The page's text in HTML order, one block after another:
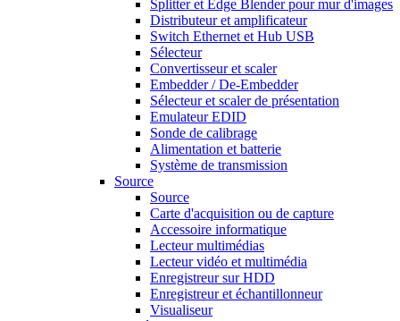
Splitter et Edge Blender pour mur d'images
Distributeur et amplificateur
Switch Ethernet et Hub USB
Sélecteur
Convertisseur et scaler
Embedder / De-Embedder
Sélecteur et scaler de présentation
Emulateur EDID
Sonde de calibrage
Alimentation et batterie
Système de transmission
Source
Source
Carte d'acquisition ou de capture
Accessoire informatique
Lecteur multimédias
Lecteur vidéo et multimédia
Enregistreur sur HDD
Enregistreur et échantillonneur
Visualiseur